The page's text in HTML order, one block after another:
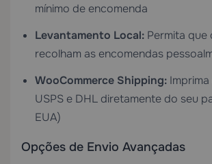
mínimo de encomenda
Levantamento Local: Permita que
recolham as encomendas
WooCommerce Shipping:
USPS e DHL diretamente do seu
EUA)
Opções de Envio Avançadas